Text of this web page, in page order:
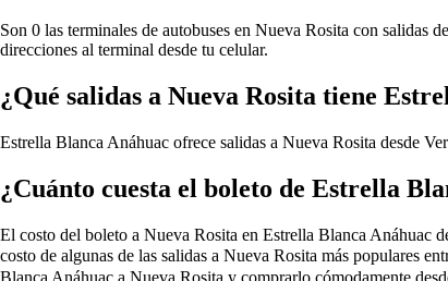
Son 0 las terminales de autobuses en Nueva Rosita con
direcciones al terminal desde tu celular.
¿Qué salidas a Nueva Rosita tiene
Estrella Blanca Anáhuac ofrece salidas a Nueva Rosita desde
¿Cuánto cuesta el boleto de Estrella
El costo del boleto a Nueva Rosita en Estrella Blanca Anáhuac
costo de algunas de las salidas a Nueva Rosita más populares
Blanca Anáhuac a Nueva Rosita y comprarlo cómodamente